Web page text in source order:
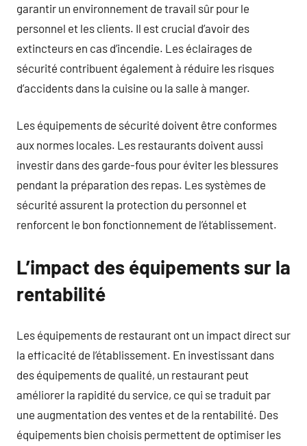
garantir un environnement de travail sûr pour le
personnel et les clients. Il est crucial d’avoir des
extincteurs en cas d’incendie. Les éclairages de
sécurité contribuent également à réduire les risques
d’accidents dans la cuisine ou la salle à manger.
Les équipements de sécurité doivent être conformes
aux normes locales. Les restaurants doivent aussi
investir dans des garde-fous pour éviter les blessures
pendant la préparation des repas. Les systèmes de
sécurité assurent la protection du personnel et
renforcent le bon fonctionnement de l’établissement.
L’impact des équipements sur la
rentabilité
Les équipements de restaurant ont un impact direct sur
la efficacité de l’établissement. En investissant dans
des équipements de qualité, un restaurant peut
améliorer la rapidité du service, ce qui se traduit par
une augmentation des ventes et de la rentabilité. Des
équipements bien choisis permettent de optimiser les